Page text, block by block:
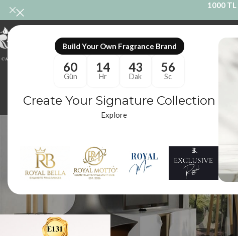
Build Your Own Fragrance Brand
60
Gün
14
Hr
43
Dak
56
Sc
Create Your Signature Collection
Explore
1000 TL
ONLINE
ODA KOKUSU
86 Ürünler
MUM
101
Royal Mum/Ürünler “modern muse muadili” olarak etiketlendi